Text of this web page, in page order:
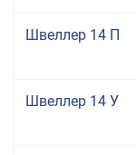
Швеллер 14 П
Швеллер 14 У